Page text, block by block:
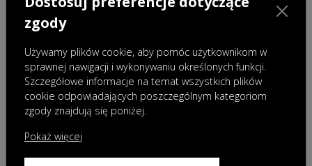
Pożyczka z ratą balonową
Ciesz się nowym autem już teraz,
nie martwiąc się o wysokie
miesięczne raty.
zgody
Używamy plików cookie, aby pomóc użytkownikom w
sprawnej nawigacji i wykonywaniu określonych funkcji.
Szczegółowe informacje na temat wszystkich plików
cookie odpowiadających poszczególnym kategoriom
zgody znajdują się poniżej.
Pokaż więcej